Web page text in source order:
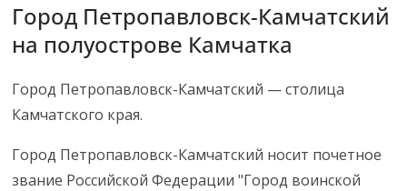
Город Петропавловск-Камчатский
на полуострове Камчатка
Город Петропавловск-Камчатский — столица
Камчатского края.
Город Петропавловск-Камчатский носит почетное
звание Российской Федерации "Город воинской